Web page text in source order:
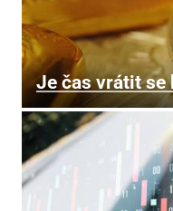
Je čas vrátit se